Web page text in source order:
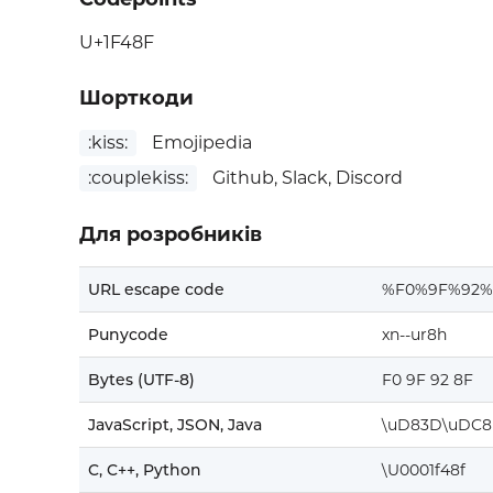
U+1F48F
Шорткоди
:kiss:
Emojipedia
:couplekiss:
Github, Slack, Discord
Для розробників
URL escape code
Punycode xn--ur8h
Bytes (UTF-8) F0 9F 92 8F
JavaScript, JSON, Java
C, C++, Python \U0001f48f